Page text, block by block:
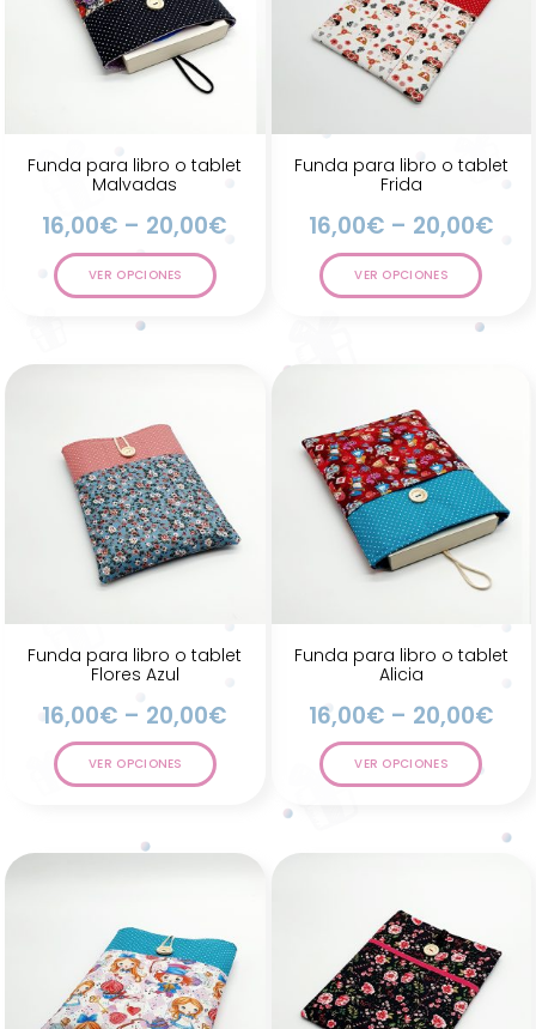
Funda para libro o tablet
Malvadas
16,00€ – 20,00€
VER OPCIONES
Funda para libro o tablet
Frida
16,00€ – 20,00€
VER OPCIONES
Funda para libro o tablet
Flores Azul
16,00€ – 20,00€
VER OPCIONES
Funda para libro o tablet
Alicia
16,00€ – 20,00€
VER OPCIONES